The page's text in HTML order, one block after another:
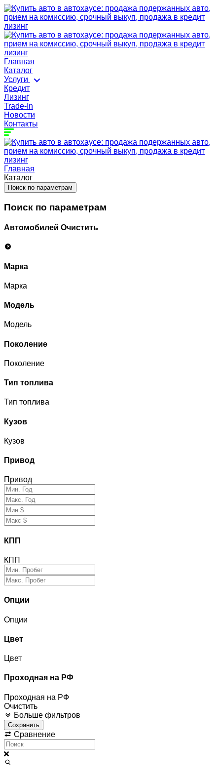
Главная
Каталог
Услуги
Кредит
Лизинг
Trade-In
Новости
Контакты
Главная
Каталог
Поиск по параметрам
Поиск по параметрам
Автомобилей Очистить
Марка
Марка
Модель
Модель
Поколение
Поколение
Тип топлива
Тип топлива
Кузов
Кузов
Привод
Привод
КПП
КПП
Опции
Опции
Цвет
Цвет
Проходная на РФ
Проходная на РФ
Очистить
Больше фильтров
Сохранить
Сравнение